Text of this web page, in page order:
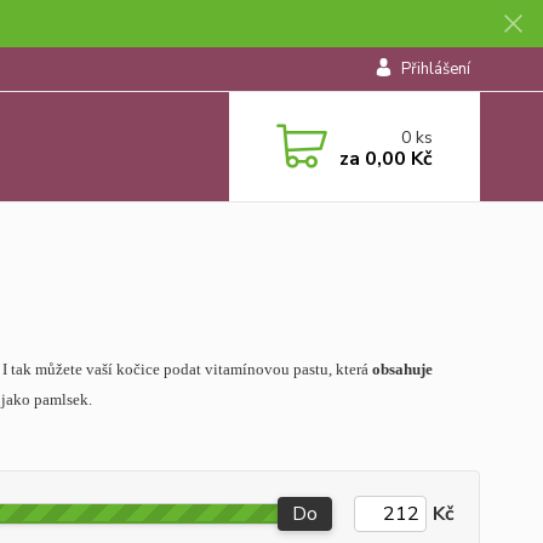
Přihlášení
0ks
za 0,00 Kč
tak můžete vaší kočice podat vitamínovou pastu, která obsahuje
pamlsek.
Do Kč